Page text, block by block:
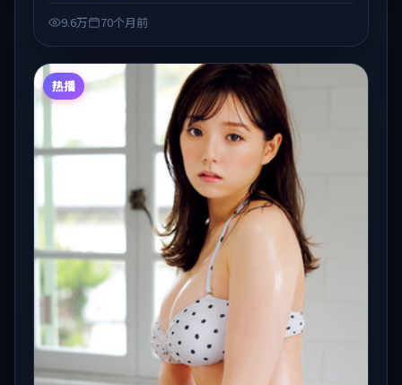
9.6万 70个月前
热播